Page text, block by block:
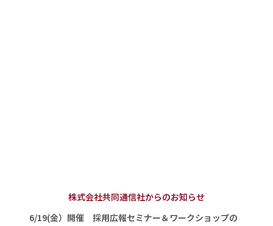
株式会社共同通信社からのお知らせ
6/19(金）開催 採用広報セミナー＆ワークショップの